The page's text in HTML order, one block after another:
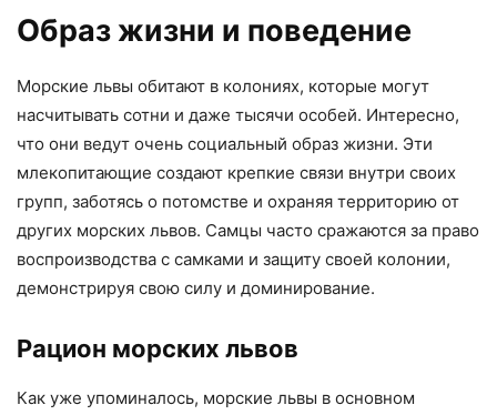
Образ жизни и поведение
Морские львы обитают в колониях, которые могут
насчитывать сотни и даже тысячи особей. Интересно,
что они ведут очень социальный образ жизни. Эти
млекопитающие создают крепкие связи внутри своих
групп, заботясь о потомстве и охраняя территорию от
других морских львов. Самцы часто сражаются за право
воспроизводства с самками и защиту своей колонии,
демонстрируя свою силу и доминирование.
Рацион морских львов
Как уже упоминалось, морские львы в основном